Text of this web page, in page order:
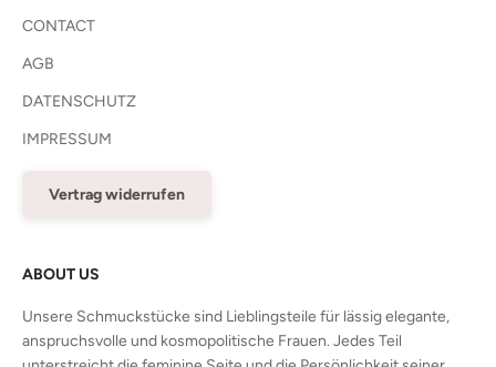
CONTACT
AGB
DATENSCHUTZ
IMPRESSUM
Vertrag widerrufen
ABOUT US
Unsere Schmuckstücke sind Lieblingsteile für lässig elegante,
anspruchsvolle und kosmopolitische Frauen. Jedes Teil